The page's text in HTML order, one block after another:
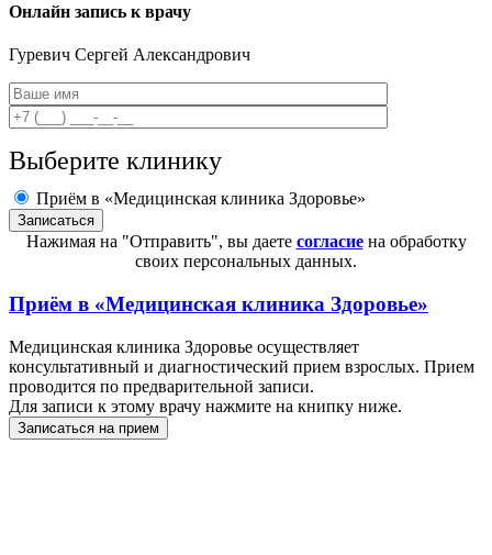
Онлайн запись к врачу
Гуревич Сергей Александрович
Выберите клинику
Приём в «Медицинская клиника Здоровье»
Нажимая на "Отправить", вы даете согласиена обработку
своих персональных данных.
Приём в «Медицинская клиника Здоровье»
Медицинская клиника Здоровье осуществляет
консультативный и диагностический прием взрослых. Прием
проводится по предварительной записи.
Для записи к этому врачу нажмите на книпку ниже.
Записаться на прием